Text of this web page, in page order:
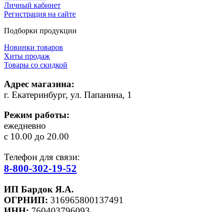
Личный кабинет
Регистрация на сайте
Подборки продукции
Новинки товаров
Хиты продаж
Товары со скидкой
Адрес магазина:
г. Екатеринбург, ул. Папанина, 1
Режим работы:
ежедневно
с 10.00 до 20.00
Телефон для связи:
8-800-302-19-52
ИП Бардок Я.А.
ОГРНИП: 316965800137491